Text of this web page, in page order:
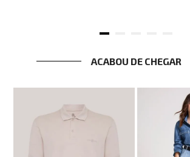
ACABOU DE CHEGAR